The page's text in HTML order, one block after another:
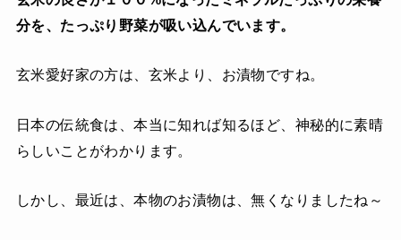
分を、たっぷり野菜が吸い込んでいます。
玄米愛好家の方は、玄米より、お漬物ですね。
日本の伝統食は、本当に知れば知るほど、神秘的に素晴
らしいことがわかります。
しかし、最近は、本物のお漬物は、無くなりましたね～